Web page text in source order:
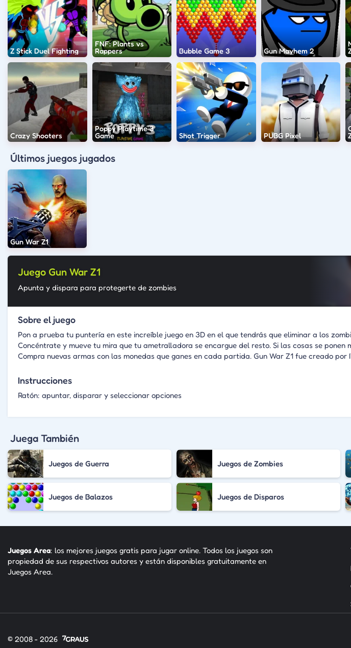
Z Stick Duel Fighting
FNF: Plants vs
Rappers
Bubble Game 3 Gun Mayhem 2
Crazy Shooters
Poppy Playtime 3
Game
Shot Trigger PUBG Pixel
Últimos juegos jugados
Gun War Z1
Juego Gun War Z1
Apunta y dispara para protegerte de zombies
Sobre el juego
Pon a prueba tu puntería en este increíble juego en 3D en el que tendrás que eliminar a los
Concéntrate y mueve tu mira que tu ametralladora se encargue del resto. Si las cosas se ponen
Compra nuevas armas con las monedas que ganes en cada partida. Gun War Z1 fue creado por
Instrucciones
Ratón: apuntar, disparar y seleccionar opciones
Juega También
Juegos de Guerra Juegos de Zombies
Juegos de Balazos Juegos de Disparos
Juegos Area: los mejores juegos gratis para jugar online. Todos los juegos son
propiedad de sus respectivos autores y están disponibles gratuitamente en
Juegos Area.
© 2008 - 2026